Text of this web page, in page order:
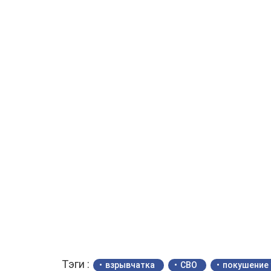
Тэги : взрывчатка СВО покушение